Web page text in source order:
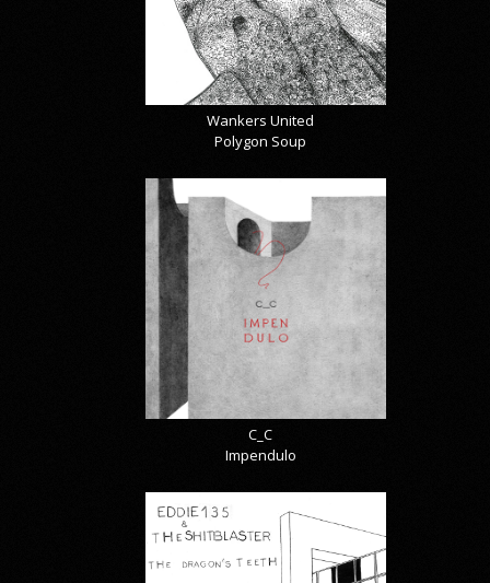
Wankers United
Polygon Soup
C_C
Impendulo